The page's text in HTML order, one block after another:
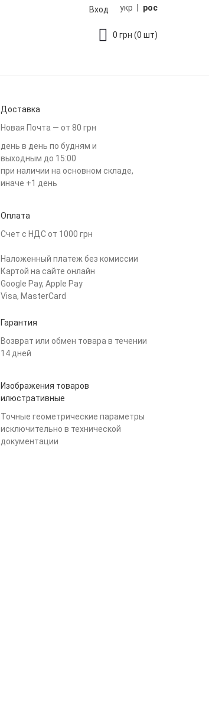
укр рос
Вход
0 грн (0 шт)
Доставка
Новая Почта — от 80 грн
день в день по будням и
выходным до 15:00
при наличии на основном складе,
иначе +1 день
Оплата
Счет с НДС от 1000 грн
Наложенный платеж без комиссии
Картой на сайте онлайн
Google Pay, Apple Pay
Visa, MasterCard
Гарантия
Возврат или обмен товара в течении
14 дней
Изображения товаров
илюстративные
Точные геометрические параметры
исключительно в технической
документации